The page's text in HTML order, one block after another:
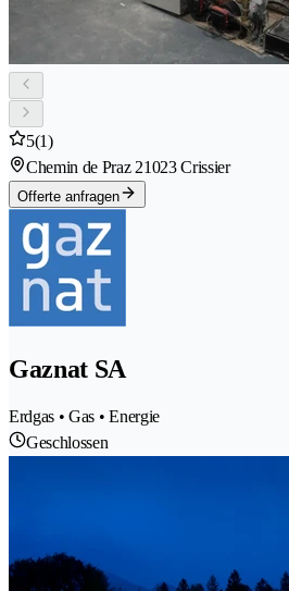
5(1)
Chemin de Praz 21023 Crissier
Offerte anfragen
Gaznat SA
Erdgas • Gas • Energie
Geschlossen